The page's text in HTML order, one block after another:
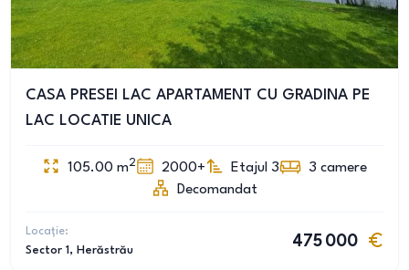
CASA PRESEI LAC APARTAMENT CU GRADINA PE
LAC LOCATIE UNICA
105.00 m2 2000+ Etajul 3 3 camere
Decomandat
Locație:
Sector 1 , Herăstrău
475 000